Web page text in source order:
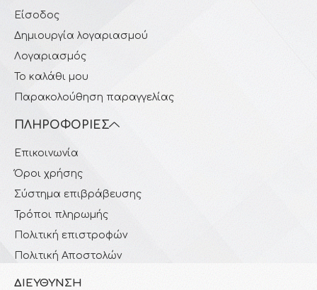
Είσοδος
Δημιουργία λογαριασμού
Λογαριασμός
Το καλάθι μου
Παρακολούθηση παραγγελίας
ΠΛΗΡΟΦΟΡΊΕΣ
Επικοινωνία
Όροι χρήσης
Σύστημα επιβράβευσης
Τρόποι πληρωμής
Πολιτική επιστροφών
Πολιτική Αποστολών
ΔΙΕΎΘΥΝΣΗ